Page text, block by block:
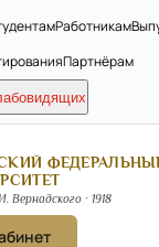
Работникам
Партнёрам
Вернадского · 1918